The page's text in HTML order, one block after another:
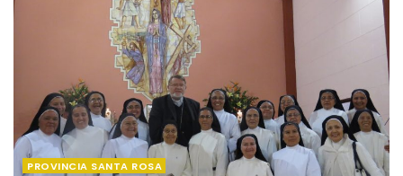
PROVINCIA SANTA ROSA